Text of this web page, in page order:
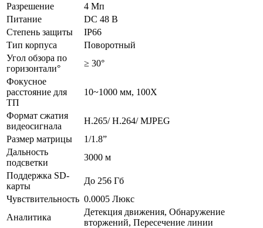
Разрешение
4 Mп
Питание
DC 48 В
Степень защиты
IP66
Тип корпуса
Поворотный
Угол обзора по
горизонтали°
≥ 30°
Фокусное
расстояние для
ТП
10~1000 мм, 100Х
Формат сжатия
видеосигнала
H.265/ H.264/ MJPEG
Размер матрицы
1/1.8”
Дальность
подсветки
3000 м
Поддержка SD-
карты
До 256 Гб
Чувствительность 0.0005 Люкс
Аналитика
Детекция движения, Обнаружение
вторжений, Пересечение линии